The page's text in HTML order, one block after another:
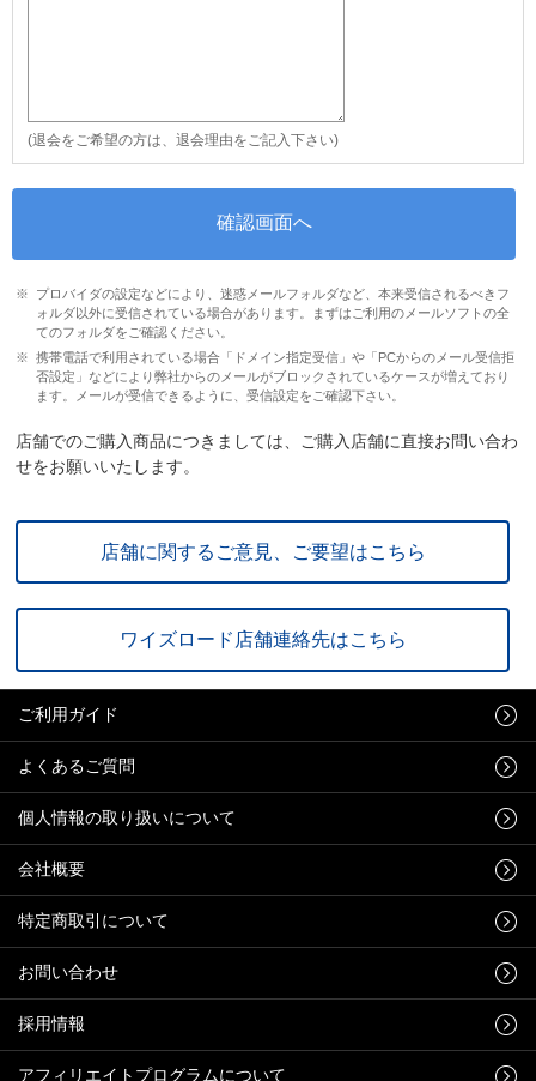
(退会をご希望の方は、退会理由をご記入下さい)
プロバイダの設定などにより、迷惑メールフォルダなど、本来受信されるべきフ
ォルダ以外に受信されている場合があります。まずはご利用のメールソフトの全
てのフォルダをご確認ください。
携帯電話で利用されている場合「ドメイン指定受信」や「PCからのメール受信拒
否設定」などにより弊社からのメールがブロックされているケースが増えており
ます。メールが受信できるように、受信設定をご確認下さい。
店舗でのご購入商品につきましては、ご購入店舗に直接お問い合わ
せをお願いいたします。
店舗に関するご意見、ご要望はこちら
ワイズロード店舗連絡先はこちら
ご利用ガイド
よくあるご質問
個人情報の取り扱いについて
会社概要
特定商取引について
お問い合わせ
採用情報
アフィリエイトプログラムについて